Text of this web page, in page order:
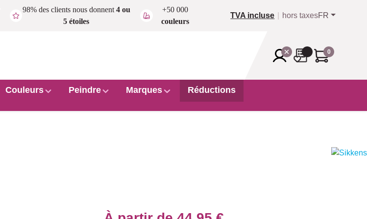
98% des clients nous donnent 4 ou
5 étoiles
+50 000
couleurs
TVA incluse hors taxesFR
0
Couleurs Peindre Marques Réductions